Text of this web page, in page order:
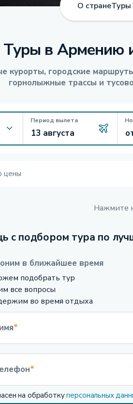
О странеТуры
Туры в Армению
курорты, городские
горнолыжные трассы и
Период вылета
цены
Нажмите
с подбором тура по
в ближайшее время
подобрать тур
все вопросы
во время отдыха
*
*
на обработкуперсональных